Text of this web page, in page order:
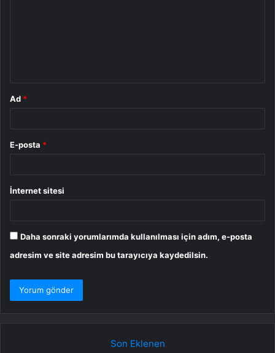
Ad *
E-posta *
İnternet sitesi
Daha sonraki yorumlarımda kullanılması için adım, e-posta
adresim ve site adresim bu tarayıcıya kaydedilsin.
Son Eklenen